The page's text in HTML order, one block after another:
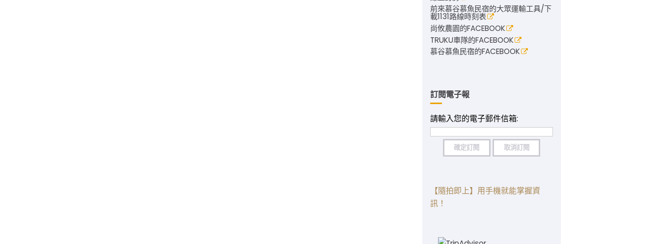
前來慕谷慕魚民宿的大眾運輸工具/下
載1131路線時刻表
尚攸農園的FACEBOOK
TRUKU車隊的FACEBOOK
慕谷慕魚民宿的FACEBOOK
訂閱電子報
請輸入您的電子郵件信箱:
【隨拍即上】用手機就能掌握資
訊！